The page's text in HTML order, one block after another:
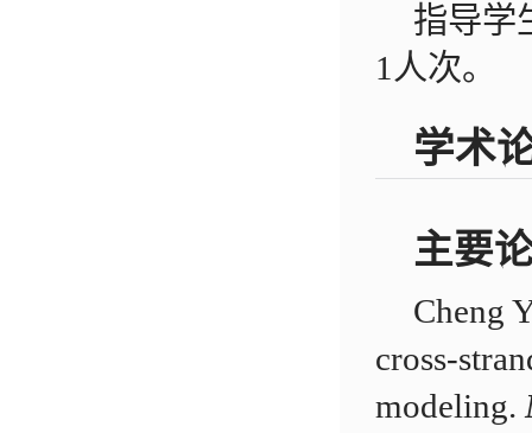
指导学
1人次。
学术
主要
Cheng
cross-
modeling.